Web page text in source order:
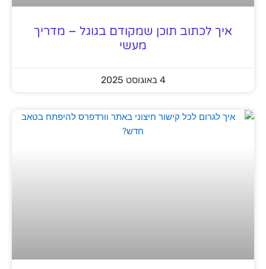
איך לכתוב תוכן שמקודם בגוגל – מדריך
מעשי
4 באוגוסט 2025